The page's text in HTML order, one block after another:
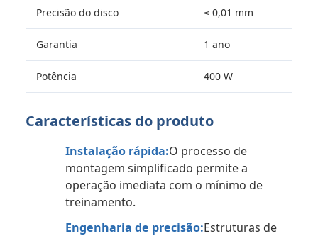
Precisão do disco ≤ 0,01 mm
Garantia 1 ano
Potência 400 W
Características do produto
Instalação rápida:O processo de
montagem simplificado permite a
operação imediata com o mínimo de
treinamento.
Engenharia de precisão:Estruturas de